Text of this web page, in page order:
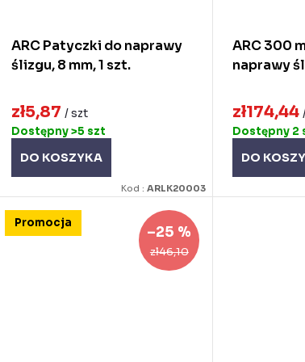
ARC Patyczki do naprawy
ślizgu, 8 mm, 1 szt.
zł5,87 / szt
Dostępny>5 szt
DO KOSZYKA
Kod :ARLK20003
ARC 300
naprawy
zł174,44
Dostępny 2
DO
Promocja
zł46,10
–25 %